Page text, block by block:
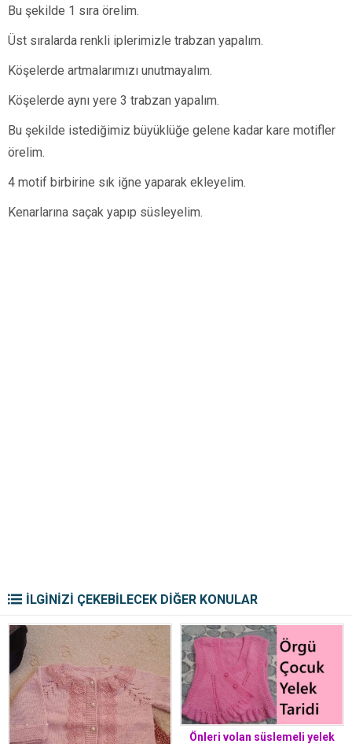
Bu şekilde 1 sıra örelim.
Üst sıralarda renkli iplerimizle trabzan yapalım.
Köşelerde artmalarımızı unutmayalım.
Köşelerde aynı yere 3 trabzan yapalım.
Bu şekilde istediğimiz büyüklüğe gelene kadar kare motifler
örelim.
4 motif birbirine sık iğne yaparak ekleyelim.
Kenarlarına saçak yapıp süsleyelim.
İLGİNİZİ ÇEKEBİLECEK DİĞER KONULAR
Önleri volan süslemeli yelek